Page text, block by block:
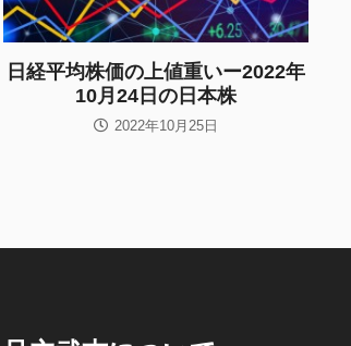
日経平均株価の上値重いー2022年
10月24日の日本株
2022年10月25日